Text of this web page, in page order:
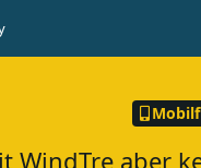
WindTre aber